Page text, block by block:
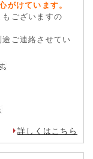
がけています。
ございますの
ご連絡させてい
詳しくはこちら